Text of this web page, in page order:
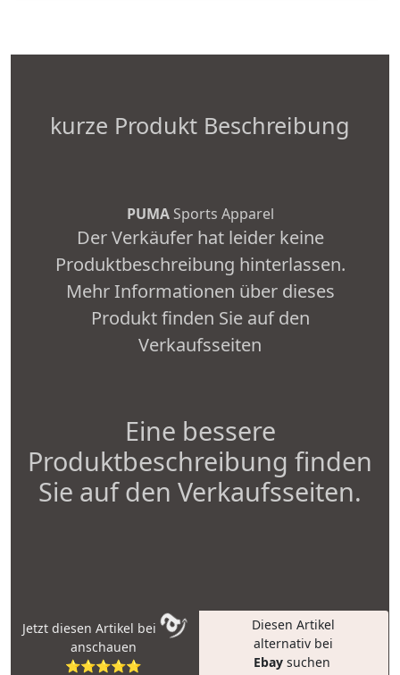
kurze Produkt Beschreibung
PUMASports Apparel
Der Verkäufer hat leider keine
Produktbeschreibung hinterlassen.
Mehr Informationen über dieses
Produkt finden Sie auf den
Verkaufsseiten
Eine bessere
Produktbeschreibung finden
Sie auf den Verkaufsseiten.
Jetzt diesen Artikel bei
anschauen
⭐⭐⭐⭐⭐
Diesen Artikel
alternativ bei
Ebay suchen